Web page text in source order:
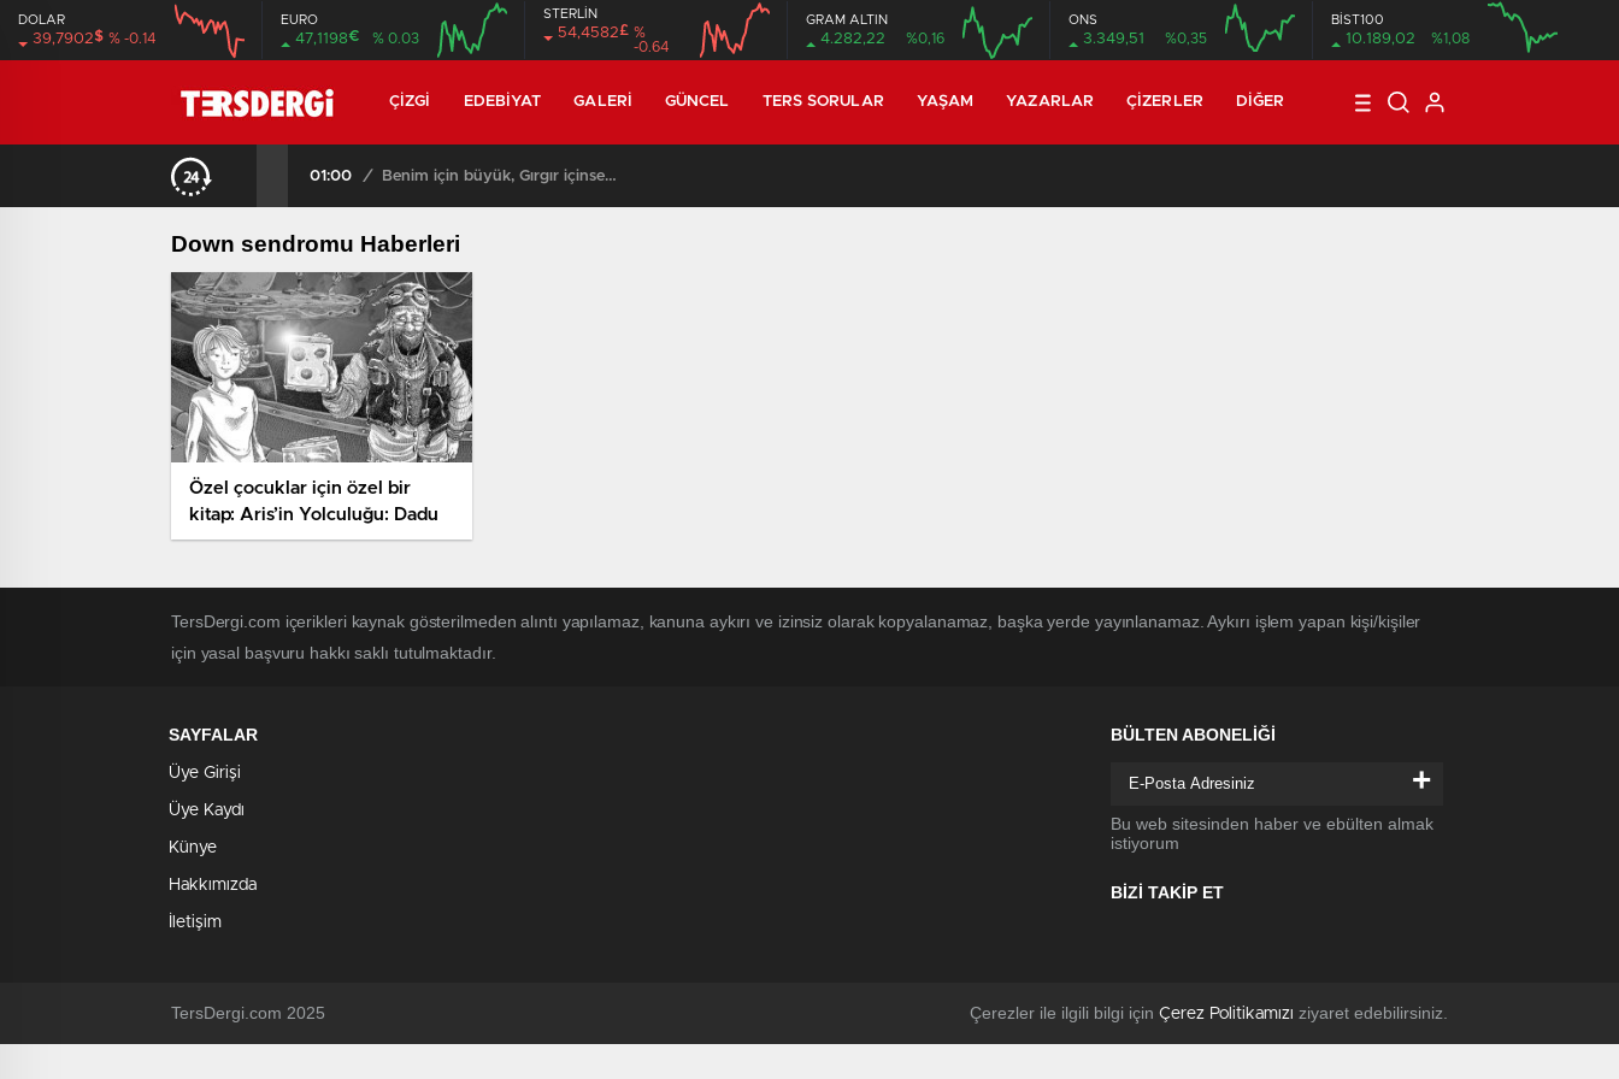
DOLAR
39,7902$ % -0.14
EURO
47,1198€ % 0.03
STERLİN
54,4582£ %
-0.64
GRAM ALTIN
4.282,22 %0,16
ONS
3.349,51 %0,35
BİST100
10.189,02 %1,08
ÇIZGI EDEBIYAT GALERI GÜNCEL TERS SORULAR YAŞAM YAZARLAR ÇIZERLER DIĞER
01:00 / Benim için büyük, Gırgır içinse…
Down sendromu Haberleri
Özel çocuklar için özel bir
kitap: Aris’in Yolculuğu: Dadu
TersDergi.com içerikleri kaynak gösterilmeden alıntı yapılamaz, kanuna aykırı ve izinsiz olarak kopyalanamaz, başka yerde yayınlanamaz. Aykırı işlem yapan kişi/kişiler
için yasal başvuru hakkı saklı tutulmaktadır.
SAYFALAR
Üye Girişi
Üye Kaydı
Künye
Hakkımızda
İletişim
BÜLTEN ABONELİĞİ
+
Bu web sitesinden haber ve ebülten almak
istiyorum
BİZİ TAKİP ET
TersDergi.com 2025 Çerezler ile ilgili bilgi için Çerez Politikamızı ziyaret edebilirsiniz.